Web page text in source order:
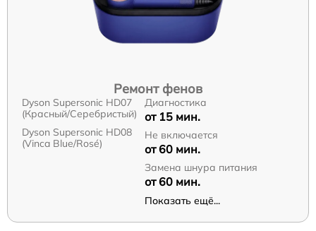
Ремонт фенов
Dyson Supersonic HD07
(Красный/Серебристый)
Dyson Supersonic HD08
(Vinca Blue/Rosé)
Диагностика
от 15 мин.
Не включается
от 60 мин.
Замена шнура питания
от 60 мин.
Показать ещё...